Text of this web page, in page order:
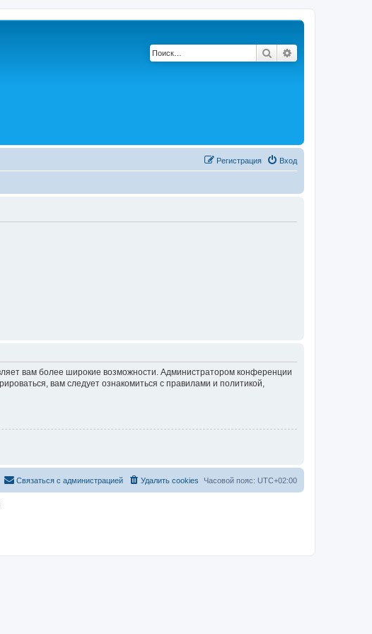
Поиск
Вход
Регистрация
вам более широкие возможности. Администратором конференции
вам следует ознакомиться с правилами и политикой,
Часовой пояс: UTC+02:00
Удалить cookies
Связаться с администрацией